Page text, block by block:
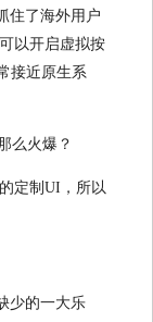
住了海外用户
以开启虚拟按
接近原生系
定制UI，所以
少的一大乐